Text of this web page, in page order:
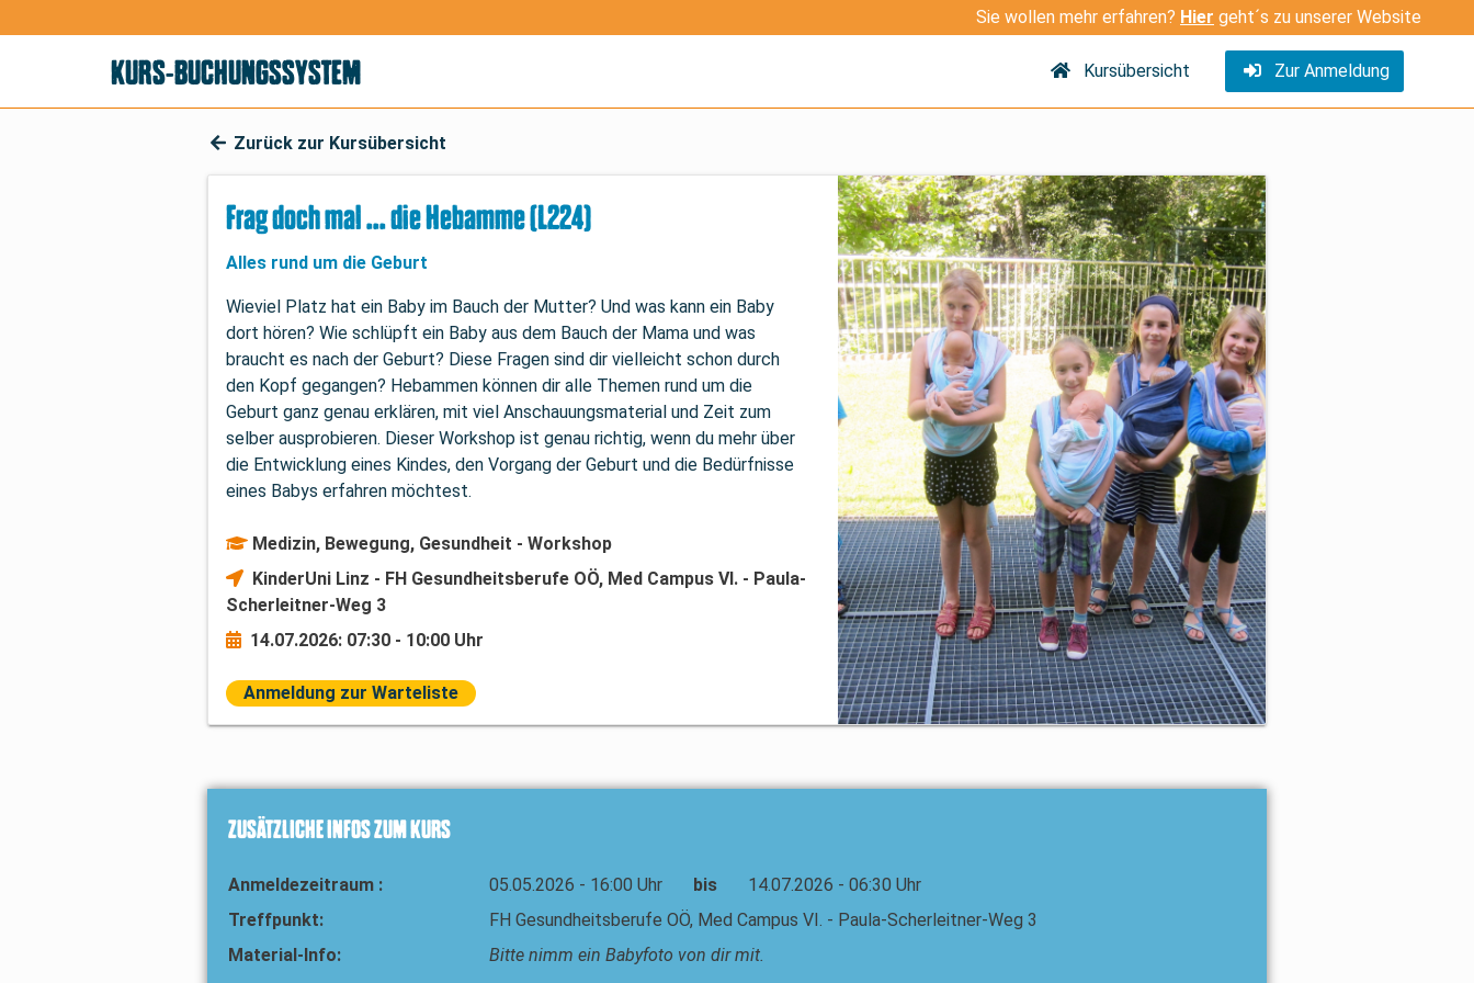
Sie wollen mehr erfahren? Hier geht´s zu unserer Website
KURS-BUCHUNGSSYSTEM Kursübersicht Zur Anmeldung
Zurück zur Kursübersicht
Frag doch mal ... die Hebamme (L224)
Alles rund um die Geburt
Wieviel Platz hat ein Baby im Bauch der Mutter? Und was kann ein Baby
dort hören? Wie schlüpft ein Baby aus dem Bauch der Mama und was
braucht es nach der Geburt? Diese Fragen sind dir vielleicht schon durch
den Kopf gegangen? Hebammen können dir alle Themen rund um die
Geburt ganz genau erklären, mit viel Anschauungsmaterial und Zeit zum
selber ausprobieren. Dieser Workshop ist genau richtig, wenn du mehr über
die Entwicklung eines Kindes, den Vorgang der Geburt und die Bedürfnisse
eines Babys erfahren möchtest.
Medizin, Bewegung, Gesundheit - Workshop
KinderUni Linz - FH Gesundheitsberufe OÖ, Med Campus VI. - Paula-
Scherleitner-Weg 3
14.07.2026: 07:30 - 10:00 Uhr
Anmeldung zur Warteliste
ZUSÄTZLICHE INFOS ZUM KURS
Anmeldezeitraum : 05.05.2026 - 16:00 Uhr bis
14.07.2026 - 06:30 Uhr
Treffpunkt:
FH Gesundheitsberufe OÖ, Med Campus VI. - Paula-Scherleitner-Weg 3
Material-Info:
Bitte nimm ein Babyfoto von dir mit.